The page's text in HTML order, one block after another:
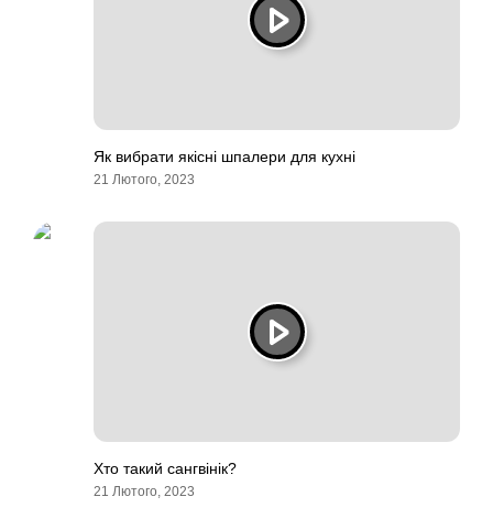
Як вибрати якісні шпалери для кухні
21 Лютого, 2023
Хто такий сангвінік?
21 Лютого, 2023